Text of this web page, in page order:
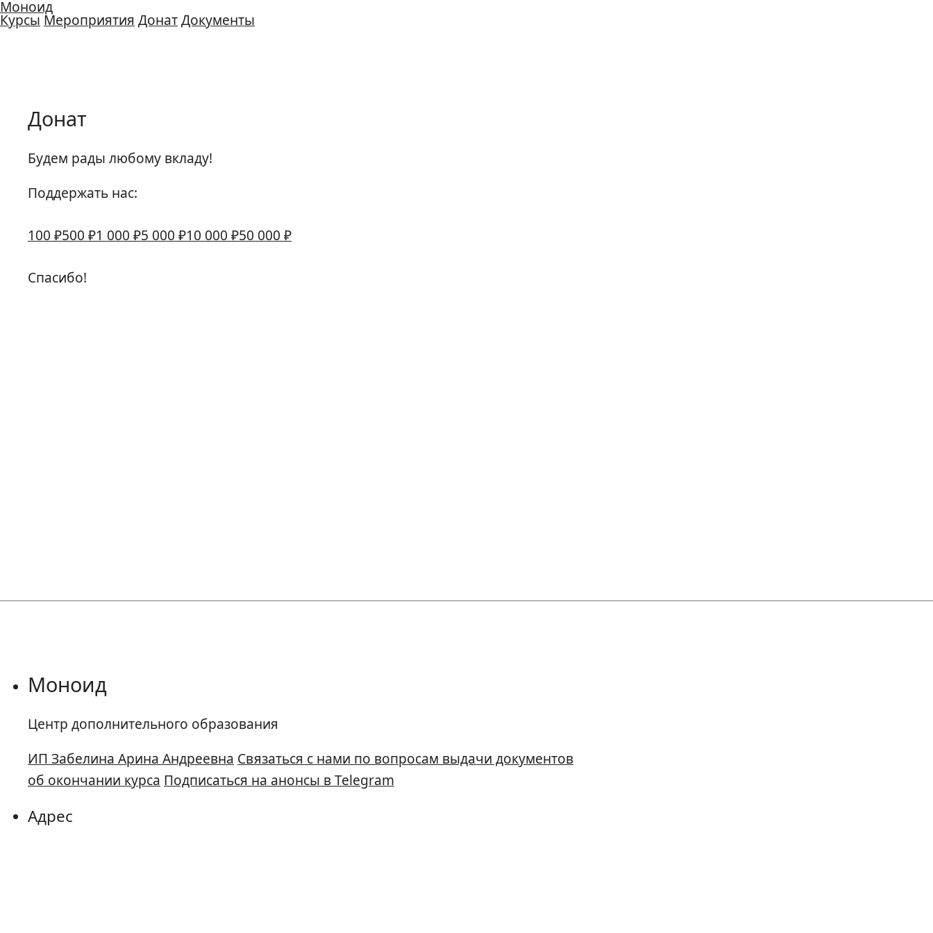
Моноид
Курсы Мероприятия ДонатДокументы
Донат
Будем рады любому вкладу!
Поддержать нас:
100 ₽500 ₽1 000 ₽5 000 ₽10 000 ₽50 000 ₽
Спасибо!
Моноид
Центр дополнительного образования
ИП Забелина Арина Андреевна Связаться с нами по вопросам выдачи документов
об окончании курса Подписаться на анонсы в Telegram
Адрес